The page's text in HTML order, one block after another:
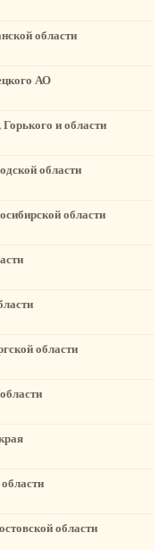
области
АО
и области
области
области
области
области